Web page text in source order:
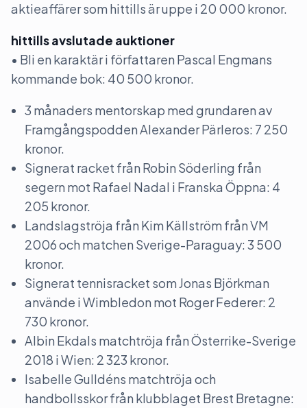
aktieaffärer som hittills är uppe i 20 000 kronor.
hittills avslutade auktioner
• Bli en karaktär i författaren Pascal Engmans
kommande bok: 40 500 kronor.
3 månaders mentorskap med grundaren av
Framgångspodden Alexander Pärleros: 7 250
kronor.
Signerat racket från Robin Söderling från
segern mot Rafael Nadal i Franska Öppna: 4
205 kronor.
Landslagströja från Kim Källström från VM
2006 och matchen Sverige-Paraguay: 3 500
kronor.
Signerat tennisracket som Jonas Björkman
använde i Wimbledon mot Roger Federer: 2
730 kronor.
Albin Ekdals matchtröja från Österrike-Sverige
2018 i Wien: 2 323 kronor.
Isabelle Gulldéns matchtröja och
handbollsskor från klubblaget Brest Bretagne: